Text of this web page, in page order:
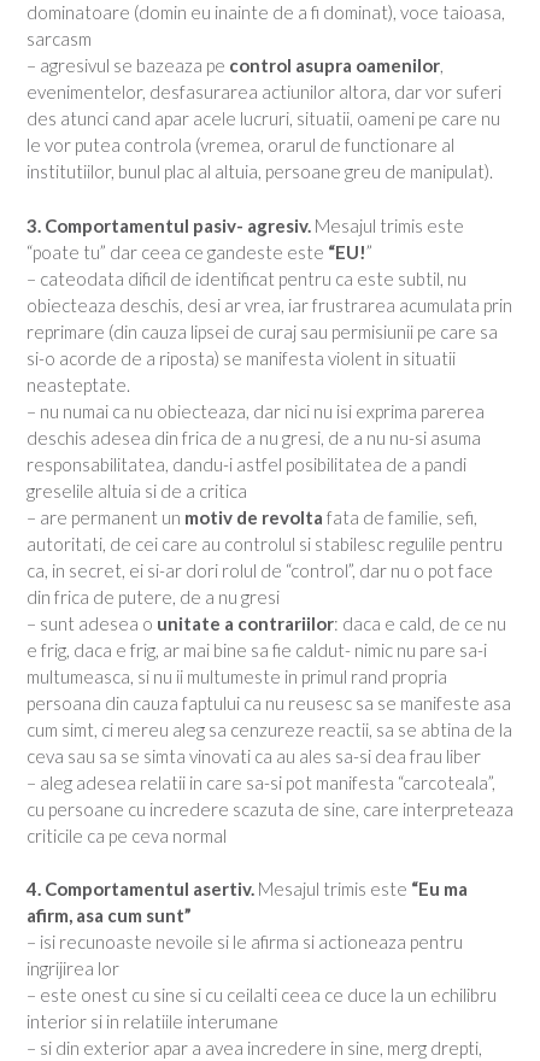
dominatoare (domin eu inainte de a fi dominat), voce taioasa,
sarcasm
– agresivul se bazeaza pe control asupra oamenilor,
evenimentelor, desfasurarea actiunilor altora, dar vor suferi
des atunci cand apar acele lucruri, situatii, oameni pe care nu
le vor putea controla (vremea, orarul de functionare al
institutiilor, bunul plac al altuia, persoane greu de manipulat).
3. Comportamentul pasiv- agresiv. Mesajul trimis este
“poate tu” dar ceea ce gandeste este “EU!”
– cateodata dificil de identificat pentru ca este subtil, nu
obiecteaza deschis, desi ar vrea, iar frustrarea acumulata prin
reprimare (din cauza lipsei de curaj sau permisiunii pe care sa
si-o acorde de a riposta) se manifesta violent in situatii
neasteptate.
– nu numai ca nu obiecteaza, dar nici nu isi exprima parerea
deschis adesea din frica de a nu gresi, de a nu nu-si asuma
responsabilitatea, dandu-i astfel posibilitatea de a pandi
greselile altuia si de a critica
– are permanent un motiv de revolta fata de familie, sefi,
autoritati, de cei care au controlul si stabilesc regulile pentru
ca, in secret, ei si-ar dori rolul de “control”, dar nu o pot face
din frica de putere, de a nu gresi
– sunt adesea o unitate a contrariilor: daca e cald, de ce nu
e frig, daca e frig, ar mai bine sa fie caldut- nimic nu pare sa-i
multumeasca, si nu ii multumeste in primul rand propria
persoana din cauza faptului ca nu reusesc sa se manifeste asa
cum simt, ci mereu aleg sa cenzureze reactii, sa se abtina de la
ceva sau sa se simta vinovati ca au ales sa-si dea frau liber
– aleg adesea relatii in care sa-si pot manifesta “carcoteala”,
cu persoane cu incredere scazuta de sine, care interpreteaza
criticile ca pe ceva normal
4. Comportamentul asertiv. Mesajul trimis este “Eu ma
afirm, asa cum sunt”
– isi recunoaste nevoile si le afirma si actioneaza pentru
ingrijirea lor
– este onest cu sine si cu ceilalti ceea ce duce la un echilibru
interior si in relatiile interumane
– si din exterior apar a avea incredere in sine, merg drepti,